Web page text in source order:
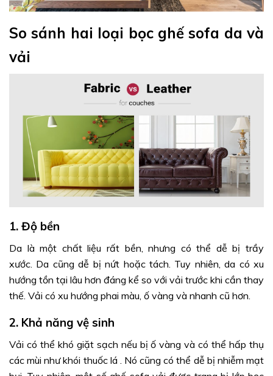
So sánh hai loại bọc ghế sofa da và
vải
1. Độ bền
Da là một chất liệu rất bền, nhưng có thể dễ bị trầy
xước. Da cũng dễ bị nứt hoặc tách. Tuy nhiên, da có xu
hướng tồn tại lâu hơn đáng kể so với vải trước khi cần thay
thế. Vải có xu hướng phai màu, ố vàng và nhanh cũ hơn.
2. Khả năng vệ sinh
Vải có thể khó giặt sạch nếu bị ố vàng và có thể hấp thụ
các mùi như khói thuốc lá . Nó cũng có thể dễ bị nhiễm mạt